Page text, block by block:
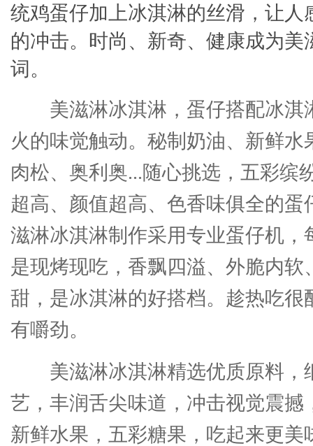
统鸡蛋仔加上冰淇淋的丝滑，让人
的冲击。时尚、新奇、健康成为美
词。
美滋淋冰淇淋，蛋仔搭配冰淇
火的味觉触动。秘制奶油、新鲜水
肉松、奥利奥...随心挑选，五彩缤
超高、颜值超高、色香味俱全的蛋
滋淋冰淇淋制作采用专业蛋仔机，
是现烤现吃，香飘四溢、外脆内软
甜，是冰淇淋的好搭档。趁热吃很
有嚼劲。
美滋淋冰淇淋精选优质原料，
艺，丰润舌尖味道，冲击视觉震撼
新鲜水果，五彩糖果，吃起来更美